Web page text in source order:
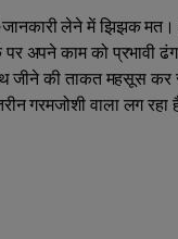
लेने में झिझक
अपने काम को प्रभावी
जीने की ताकत महसूस
गरमजोशी वाला लग रहा